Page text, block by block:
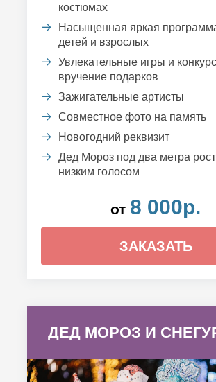
костюмах
Насыщенная яркая
детей и взрослых
Увлекательные игры и
вручение подарков
Зажигательные артисты
Совместное фото на память
Новогодний реквизит
Дед Мороз под два метра
низким голосом
от 8 000р.
ЗАКАЗАТЬ
ДЕД МОРОЗ И